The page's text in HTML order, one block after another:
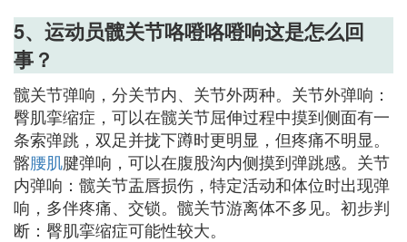
5、运动员髋关节咯噔咯噔响这是怎么回
事？
髋关节弹响，分关节内、关节外两种。关节外弹响：
臀肌挛缩症，可以在髋关节屈伸过程中摸到侧面有一
条索弹跳，双足并拢下蹲时更明显，但疼痛不明显。
髂腰肌腱弹响，可以在腹股沟内侧摸到弹跳感。关节
内弹响：髋关节盂唇损伤，特定活动和体位时出现弹
响，多伴疼痛、交锁。髋关节游离体不多见。初步判
断：臀肌挛缩症可能性较大。